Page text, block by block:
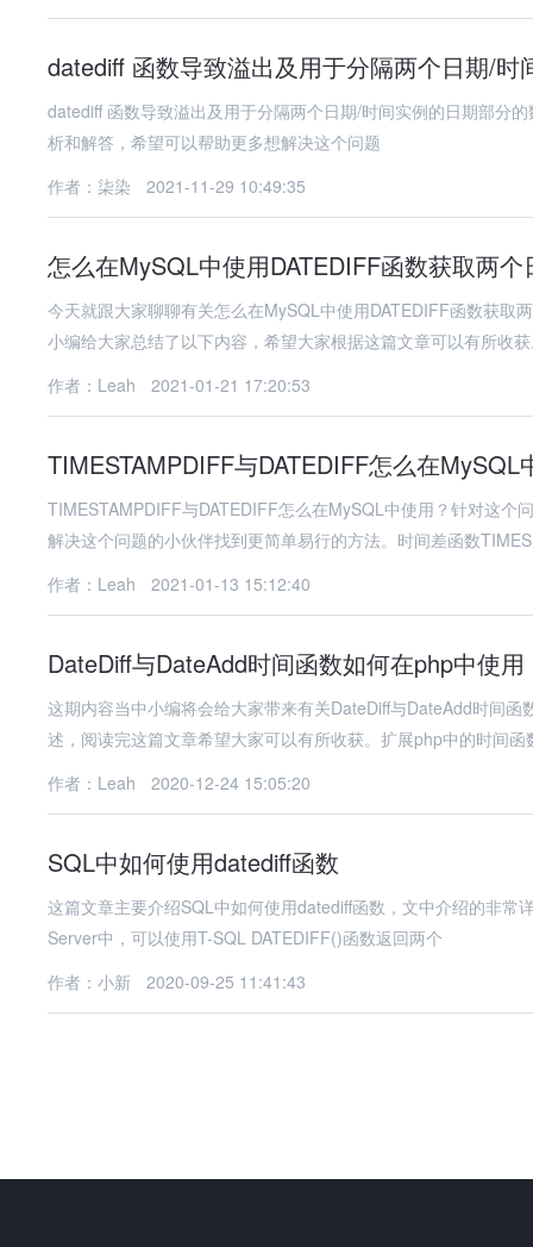
datediff 函数导致溢出及用于分隔两个日期/
datediff 函数导致溢出及用于分隔两个日期/时间实例的日期部分
析和解答，希望可以帮助更多想解决这个问题
作者：柒染
2021-11-29 10:49:35
怎么在MySQL中使用DATEDIFF函数获取两
今天就跟大家聊聊有关怎么在MySQL中使用DATEDIFF函数获取
小编给大家总结了以下内容，希望大家根据这篇文章可以有所收
作者：Leah
2021-01-21 17:20:53
TIMESTAMPDIFF与DATEDIFF怎么在MySQL
TIMESTAMPDIFF与DATEDIFF怎么在MySQL中使用？针对这
解决这个问题的小伙伴找到更简单易行的方法。时间差函数TIMES
作者：Leah
2021-01-13 15:12:40
DateDiff与DateAdd时间函数如何在php中使用
这期内容当中小编将会给大家带来有关DateDiff与DateAdd时间
述，阅读完这篇文章希望大家可以有所收获。扩展php中的时间函
作者：Leah
2020-12-24 15:05:20
SQL中如何使用datediff函数
这篇文章主要介绍SQL中如何使用datediff函数，文中介绍的非
Server中，可以使用T-SQL DATEDIFF()函数返回两个
作者：小新
2020-09-25 11:41:43